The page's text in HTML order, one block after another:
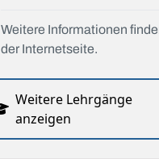
Weitere Informationen
der Internetseite.
Weitere Lehrgänge
anzeigen